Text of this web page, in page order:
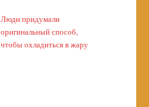
Люди придумали
оригинальный способ,
чтобы охладиться в жару